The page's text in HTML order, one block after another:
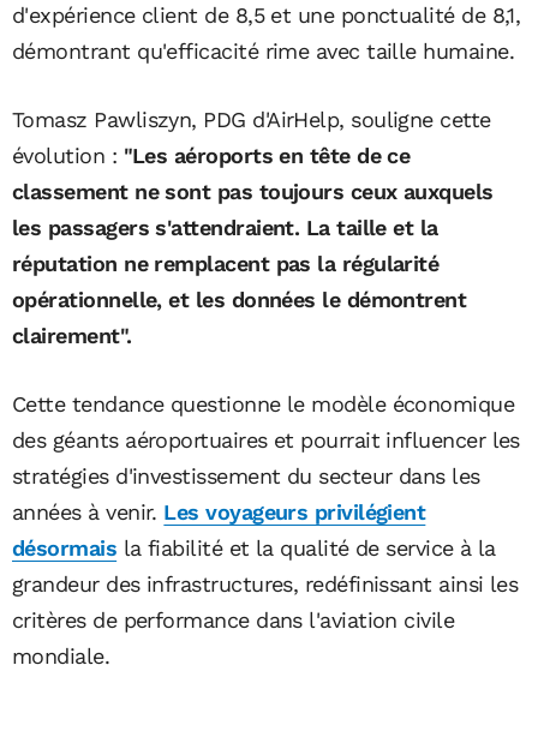
d'expérience client de 8,5 et une ponctualité de 8,1,
démontrant qu'efficacité rime avec taille humaine.
Tomasz Pawliszyn, PDG d'AirHelp, souligne cette
évolution : "Les aéroports en tête de ce
classement ne sont pas toujours ceux auxquels
les passagers s'attendraient. La taille et la
réputation ne remplacent pas la régularité
opérationnelle, et les données le démontrent
clairement".
Cette tendance questionne le modèle économique
des géants aéroportuaires et pourrait influencer les
stratégies d'investissement du secteur dans les
années à venir. Les voyageurs privilégient
désormais la fiabilité et la qualité de service à la
grandeur des infrastructures, redéfinissant ainsi les
critères de performance dans l'aviation civile
mondiale.